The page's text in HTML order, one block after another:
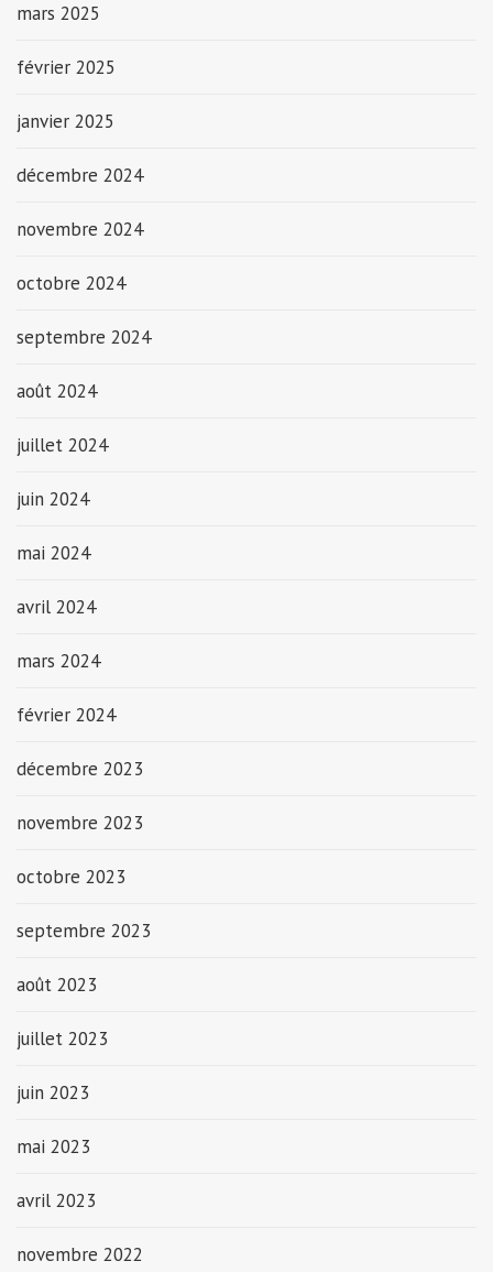
mars 2025
février 2025
janvier 2025
décembre 2024
novembre 2024
octobre 2024
septembre 2024
août 2024
juillet 2024
juin 2024
mai 2024
avril 2024
mars 2024
février 2024
décembre 2023
novembre 2023
octobre 2023
septembre 2023
août 2023
juillet 2023
juin 2023
mai 2023
avril 2023
novembre 2022